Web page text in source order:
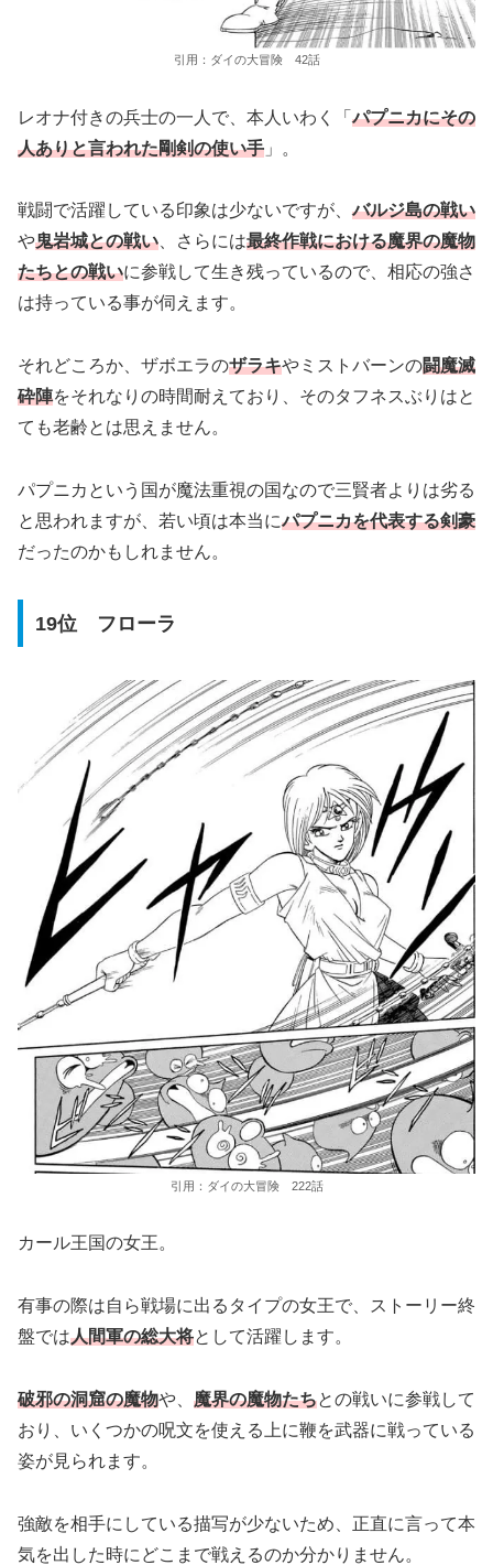
引用：ダイの大冒険 42話
レオナ付きの兵士の一人で、本人いわく「パプニカにその
人ありと言われた剛剣の使い手 」。
戦闘で活躍している印象は少ないですが、バルジ島の戦い
や鬼岩城との戦い、さらには最終作戦における魔界の魔物
たちとの戦いに参戦して生き残っているので、相応の強さ
は持っている事が伺えます。
それどころか、ザボエラのザラキやミストバーンの闘魔滅
砕陣をそれなりの時間耐えており、そのタフネスぶりはと
ても老齢とは思えません。
パプニカという国が魔法重視の国なので三賢者よりは劣る
と思われますが、若い頃は本当にパプニカを代表する剣豪
だったのかもしれません。
19位 フローラ
引用：ダイの大冒険 222話
カール王国の女王。
有事の際は自ら戦場に出るタイプの女王で、ストーリー終
盤では人間軍の総大将として活躍します。
破邪の洞窟の魔物や、 魔界の魔物たちとの戦いに参戦して
おり、いくつかの呪文を使える上に鞭を武器に戦っている
姿が見られます。
強敵を相手にしている描写が少ないため、正直に言って本
気を出した時にどこまで戦えるのか分かりません。